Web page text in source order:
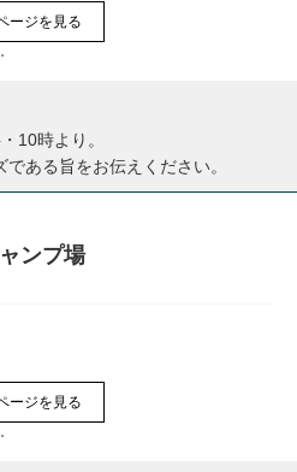
ージを見る
10時より。
ある旨をお伝えください。
ンプ場
ージを見る